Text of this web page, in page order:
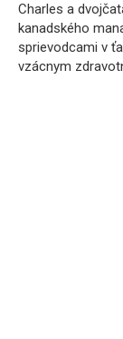
Charles a
kanadského
sprievodcami v
vzácnym